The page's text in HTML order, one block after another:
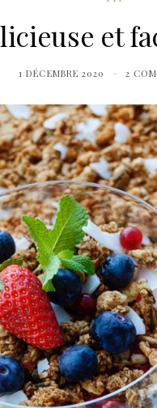
et
1 DÉCEMBRE 2020 2